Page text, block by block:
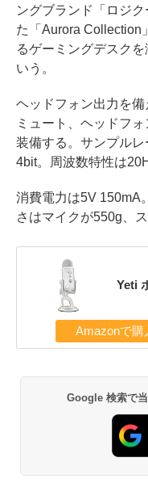
ングブランド「ロジ
た「Aurora Collection
るゲーミングデスク
いう。
ヘッドフォン出力を
ミュート、ヘッドフ
装備する。サンプル
4bit。周波数特性は
消費電力は5V 150mA
さはマイクが550g、
Yeti
Amazonで購
Google 検索で